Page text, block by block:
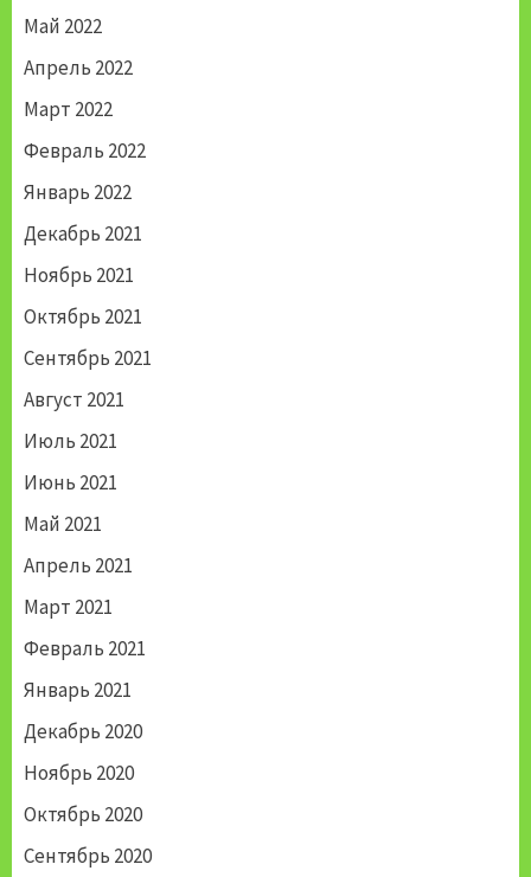
Май 2022
Апрель 2022
Март 2022
Февраль 2022
Январь 2022
Декабрь 2021
Ноябрь 2021
Октябрь 2021
Сентябрь 2021
Август 2021
Июль 2021
Июнь 2021
Май 2021
Апрель 2021
Март 2021
Февраль 2021
Январь 2021
Декабрь 2020
Ноябрь 2020
Октябрь 2020
Сентябрь 2020